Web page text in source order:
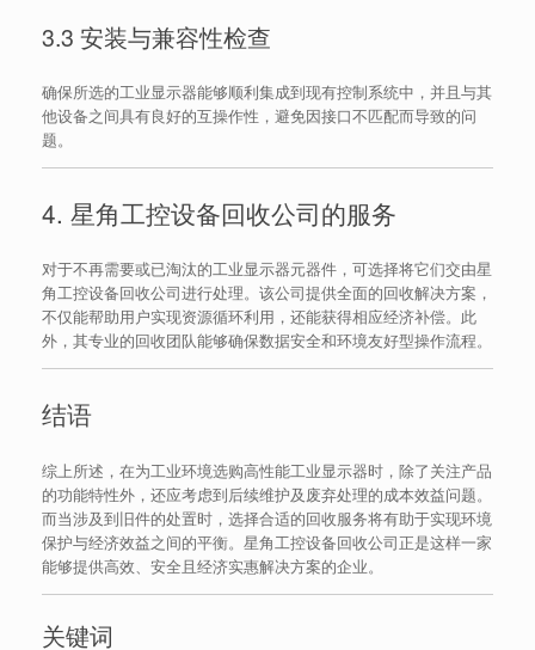
3.3 安装与兼容性检查
确保所选的工业显示器能够顺利集成到现有控制系统中，并且与其
他设备之间具有良好的互操作性，避免因接口不匹配而导致的问
题。
4. 星角工控设备回收公司的服务
对于不再需要或已淘汰的工业显示器元器件，可选择将它们交由星
角工控设备回收公司进行处理。该公司提供全面的回收解决方案，
不仅能帮助用户实现资源循环利用，还能获得相应经济补偿。此
外，其专业的回收团队能够确保数据安全和环境友好型操作流程。
结语
综上所述，在为工业环境选购高性能工业显示器时，除了关注产品
的功能特性外，还应考虑到后续维护及废弃处理的成本效益问题。
而当涉及到旧件的处置时，选择合适的回收服务将有助于实现环境
保护与经济效益之间的平衡。星角工控设备回收公司正是这样一家
能够提供高效、安全且经济实惠解决方案的企业。
关键词